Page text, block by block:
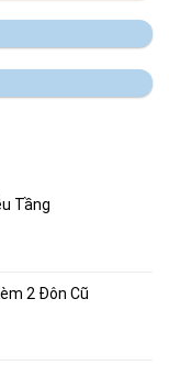
Tầng
2 Đôn Cũ